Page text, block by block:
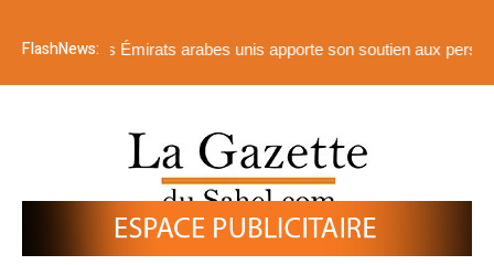
FlashNews:des Émirats arabes unis apporte son soutien aux personnes